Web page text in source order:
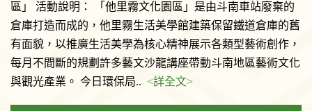
區」 活動說明： 「他里霧文化園區」是由斗南車站廢棄的
倉庫打造而成的，他里霧生活美學館建築保留鐵道倉庫的舊
有面貌，以推廣生活美學為核心精神展示各類型藝術創作，
每月不間斷的規劃許多藝文沙龍講座帶動斗南地區藝術文化
與觀光產業。 今日環保局.. <詳全文>